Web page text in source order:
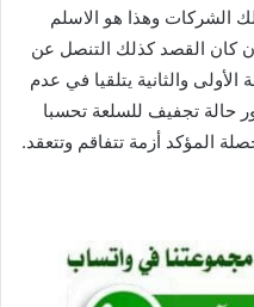
الشركات وهذا هو الاسلم
كان القصد كذلك التنصل عن
والثانية يتلقيا في عدم
حالة تجفيف للسلعة تحسبا
المؤكد أزمة تتفاقم وتتعقد.